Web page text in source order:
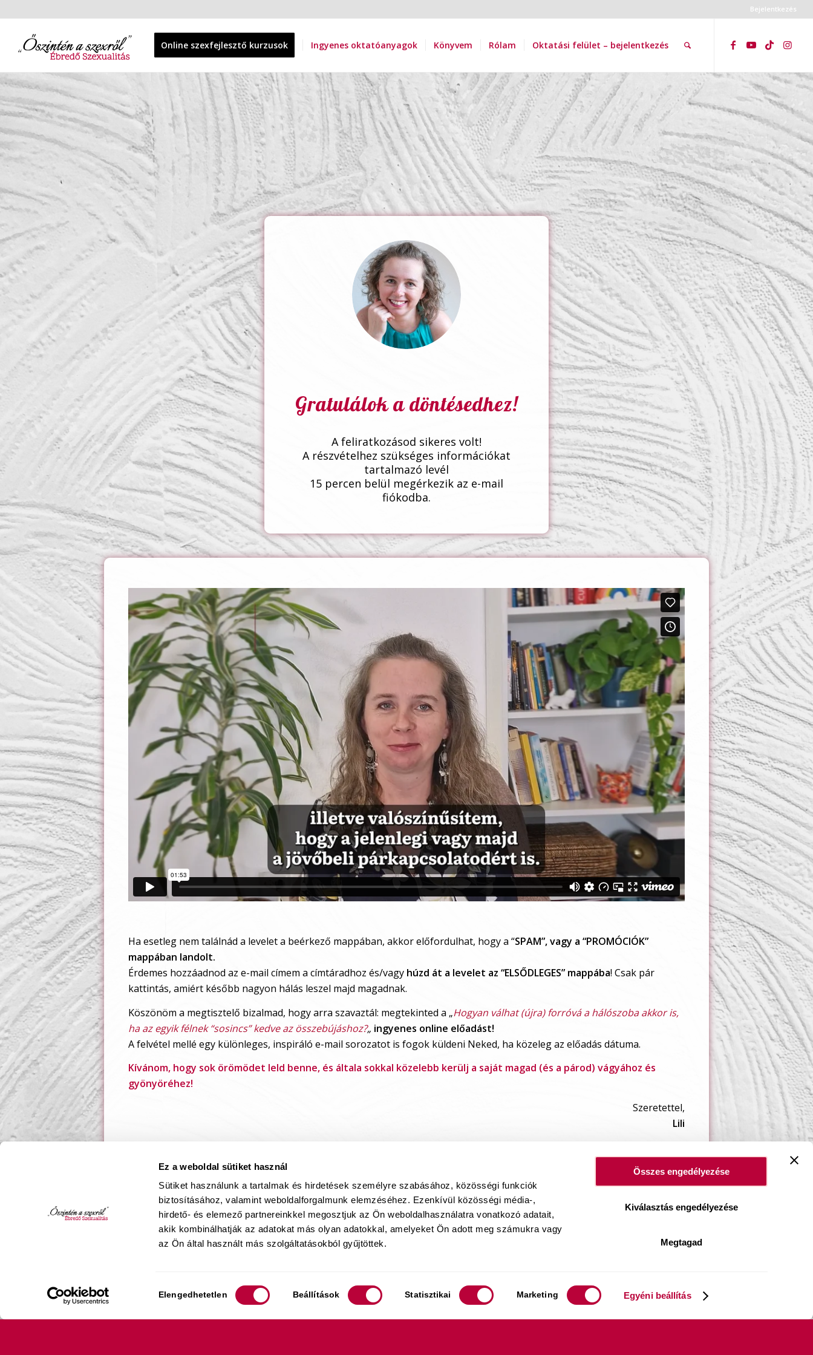
Ez a weboldal sütiket használ
Sütiket használunk a tartalmak és hirdetések személyre szabásához, közösségi funkciók
biztosításához, valamint weboldalforgalmunk elemzéséhez. Ezenkívül közösségi média-,
hirdető- és elemező partnereinkkel megosztjuk az Ön weboldalhasználatra vonatkozó adatait,
akik kombinálhatják az adatokat más olyan adatokkal, amelyeket Ön adott meg számukra vagy
az Ön által használt más szolgáltatásokból gyűjtöttek.
kiválasztása
Elengedhetetlen Beállítások Statisztikai Marketing Egyéni beállítás
Összes engedélyezése
Kiválasztás engedélyezése
Megtagad
Bejelentkezés
Online szexfejlesztő kurzusok Ingyenes oktatóanyagok Könyvem Rólam Oktatási felület – bejelentkezés
Gratulálok a döntésedhez!
A feliratkozásod sikeres volt!
A részvételhez szükséges információkat
tartalmazó levél
15 percen belül megérkezik az e-mail
fiókodba.
Ha esetleg nem találnád a levelet a beérkező mappában, akkor előfordulhat, hogy a “SPAM”, vagy a “PROMÓCIÓK”
mappában landolt.
Érdemes hozzáadnod az e-mail címem a címtáradhoz és/vagy húzd át a levelet az “ELSŐDLEGES” mappába! Csak pár
kattintás, amiért később nagyon hálás leszel majd magadnak.
Köszönöm a megtisztelő bizalmad, hogy arra szavaztál: megtekinted a „Hogyan válhat (újra) forróvá a hálószoba akkor is,
ha az egyik félnek “sosincs” kedve az összebújáshoz?„ ingyenes online előadást!
A felvétel mellé egy különleges, inspiráló e-mail sorozatot is fogok küldeni Neked, ha közeleg az előadás dátuma.
Kívánom, hogy sok örömödet leld benne, és általa sokkal közelebb kerülj a saját magad (és a párod) vágyához és
gyönyöréhez!
Szeretettel,
Lili